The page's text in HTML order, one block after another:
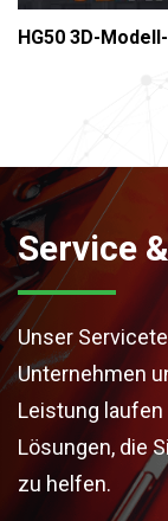
HG50 3D-
Service
Unser
Unternehmen
Leistung
Lösungen, die
zu helfen.